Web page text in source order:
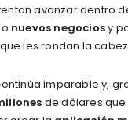
avanzar dentro
nuevos negociosy
les rondan la
imparable y,
de dólares